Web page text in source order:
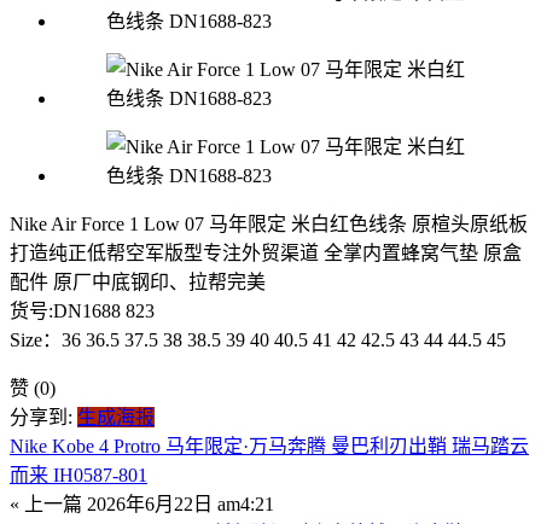
Nike Air Force 1 Low 07 马年限定 米白红色线条 原楦头原纸板
打造纯正低帮空军版型专注外贸渠道 全掌内置蜂窝气垫 原盒
配件 原厂中底钢印、拉帮完美
货号:DN1688 823
Size：36 36.5 37.5 38 38.5 39 40 40.5 41 42 42.5 43 44 44.5 45
赞 (0)
分享到: 生成海报
Nike Kobe 4 Protro 马年限定·万马奔腾 曼巴利刃出鞘 瑞马踏云
而来 IH0587-801
« 上一篇 2026年6月22日 am4:21